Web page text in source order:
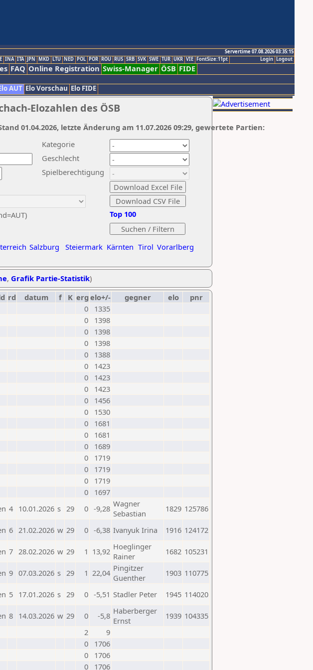
Servertime 07.08.2026 03:35:15
Logout
Login
INA ITA JPN MKD LTU NED POL POR ROU RUS SRB SVK SWE TUR UKR VIE FontSize:11pt
FAQ Online Registration Swiss-Manager ÖSB FIDE
AUT Elo Vorschau Elo FIDE
Elozahlen des ÖSB
Kategorie
Geschlecht
Spielberechtigung
Salzburg Steiermark Kärnten Tirol Vorarlberg
Top 100
01.04.2026, letzte Änderung am 11.07.2026 09:29, gewertete Partien:
, Grafik Partie-Statistik)
rd datum f K erg elo+/- gegner elo
pnr
0
1335
0
1398
0
1398
0
1398
0
1388
0
1423
0
1423
0
1423
0
1456
0
1530
0
1681
0
1681
0
1689
0
1719
0
1719
0
1719
0
1697
4 10.01.2026 s 29 0 -9,28 Wagner
Sebastian
1829 125786
6 21.02.2026 w 29 0 -6,38 Ivanyuk Irina 1916 124172
7 28.02.2026 w 29 1 13,92 Hoeglinger
Rainer
1682 105231
9 07.03.2026 s 29 1 22,04 Pingitzer
Guenther
1903 110775
5 17.01.2026 s 29 0 -5,51 Stadler Peter 1945 114020
8 14.03.2026 w 29 0 -5,8 Haberberger
Ernst
1939 104335
2
9
0
1706
0
1706
0 1706